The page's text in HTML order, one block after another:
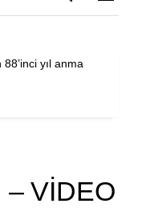
88’inci yıl anma
– VİDEO